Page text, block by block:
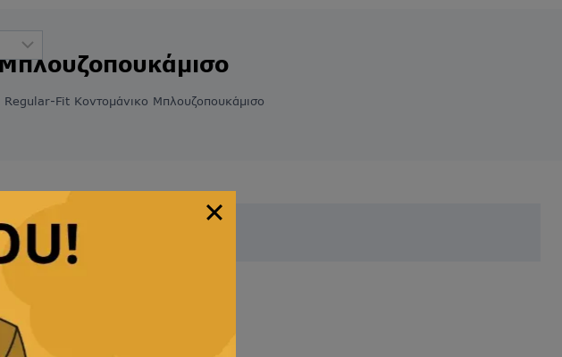
Regular-Fit Κοντομάνικο Μπλουζοπουκάμισο
με την επιλογή σας.